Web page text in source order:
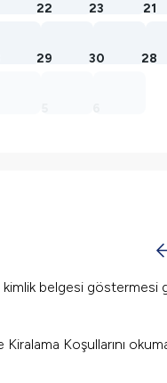
22 23
29 30
21
28
kimlik belgesi
Kiralama Koşullarını